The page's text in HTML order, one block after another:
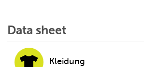
Data sheet
Kleidung